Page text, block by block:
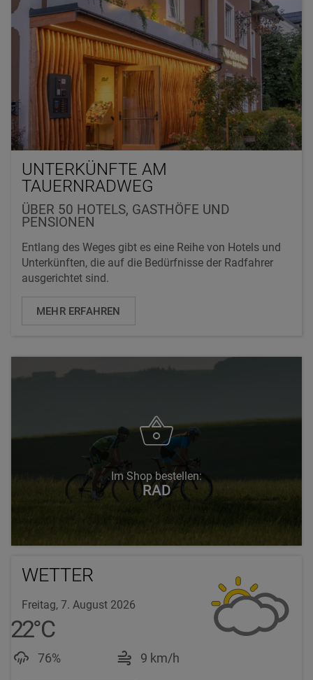
UNTERKÜNFTE AM
TAUERNRADWEG
ÜBER 50 HOTELS, GASTHÖFE UND
PENSIONEN
Entlang des Weges gibt es eine Reihe von Hotels und
Unterkünften, die auf die Bedürfnisse der Radfahrer
ausgerichtet sind.
MEHR ERFAHREN
Im Shop bestellen:
RAD
WETTER
Freitag, 7. August 2026
22°C
Luftfeuchtigkeit: 76%
76% Windgeschwindigkeit:
9 km/h